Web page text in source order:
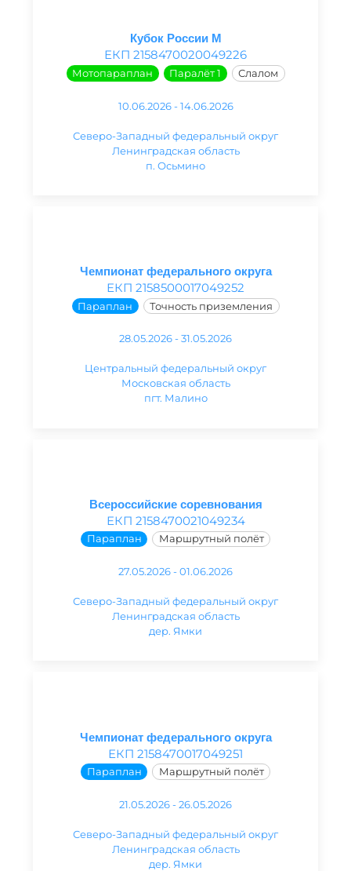
Кубок России М
ЕКП 2158470020049226
Мотопараплан Паралёт 1 Слалом
10.06.2026 - 14.06.2026
Северо-Западный федеральный округ
Ленинградская область
п. Осьмино
Чемпионат федерального округа
ЕКП 2158500017049252
Параплан Точность приземления
28.05.2026 - 31.05.2026
Центральный федеральный округ
Московская область
пгт. Малино
Всероссийские соревнования
ЕКП 2158470021049234
Параплан Маршрутный полёт
27.05.2026 - 01.06.2026
Северо-Западный федеральный округ
Ленинградская область
дер. Ямки
Чемпионат федерального округа
ЕКП 2158470017049251
Параплан Маршрутный полёт
21.05.2026 - 26.05.2026
Северо-Западный федеральный округ
Ленинградская область
дер. Ямки